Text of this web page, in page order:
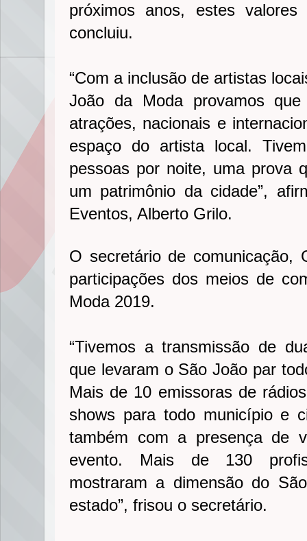
próximos anos, estes
concluiu.
“Com a inclusão de artistas
João da Moda provamos
atrações, nacionais e
espaço do artista local.
pessoas por noite, uma prova
um patrimônio da cidade”,
Eventos, Alberto Grilo.
O secretário de comunicação,
participações dos meios de
Moda 2019.
“Tivemos a transmissão de
que levaram o São João par
Mais de 10 emissoras de
shows para todo município e
também com a presença de
evento. Mais de 130
mostraram a dimensão do
estado”, frisou o secretário.